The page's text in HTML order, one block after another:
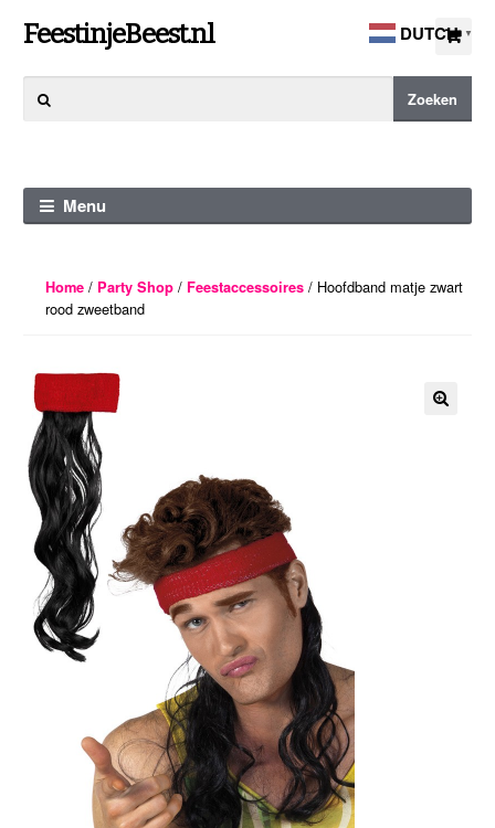
Ga
naar
navigatie
Ga
naar
de
FeestinjeBeest.nl
naar:
Zoeken
Menu
Home/ Party Shop/ Feestaccessoires/ Hoofdband matje zwart
rood zweetband
DUTCH ▼